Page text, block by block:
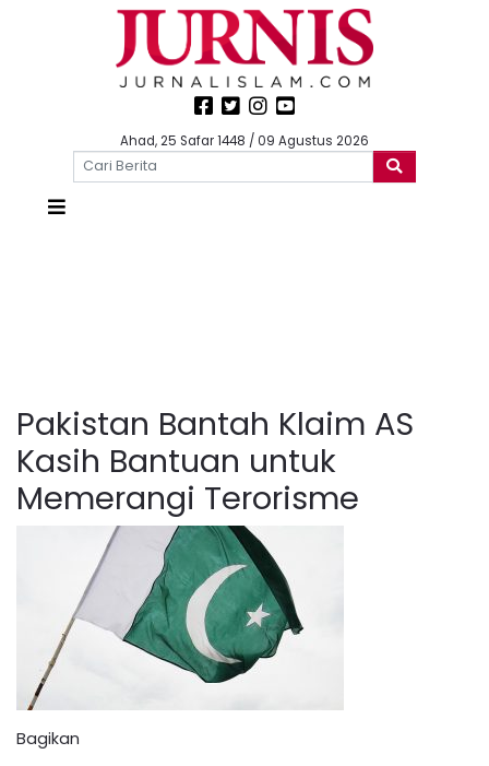
Ahad, 25 Safar 1448 / 09 Agustus 2026
Pakistan Bantah Klaim AS
Kasih Bantuan untuk
Memerangi Terorisme
Bagikan